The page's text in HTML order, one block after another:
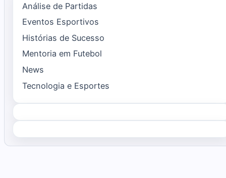
Análise de Partidas
Eventos Esportivos
Histórias de Sucesso
Mentoria em Futebol
News
Tecnologia e Esportes